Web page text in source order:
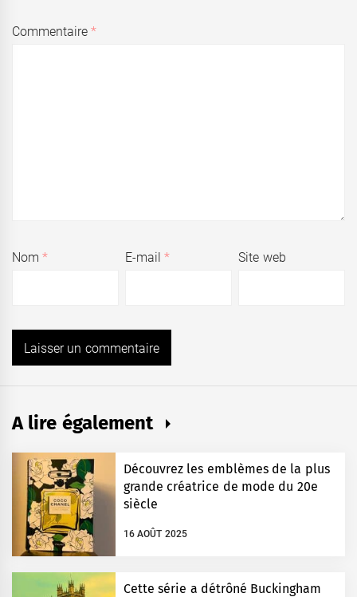
Commentaire*
Nom* E-mail* Site web
A lire également
Découvrez les emblèmes de la plus
grande créatrice de mode du 20e
siècle
16 AOÛT 2025
Cette série a détrôné Buckingham